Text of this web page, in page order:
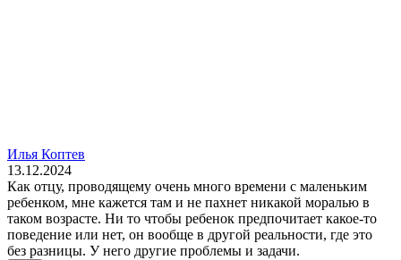
Илья Коптев
13.12.2024
Как отцу, проводящему очень много времени с маленьким
ребенком, мне кажется там и не пахнет никакой моралью в
таком возрасте. Ни то чтобы ребенок предпочитает какое-то
поведение или нет, он вообще в другой реальности, где это
без разницы. У него другие проблемы и задачи.